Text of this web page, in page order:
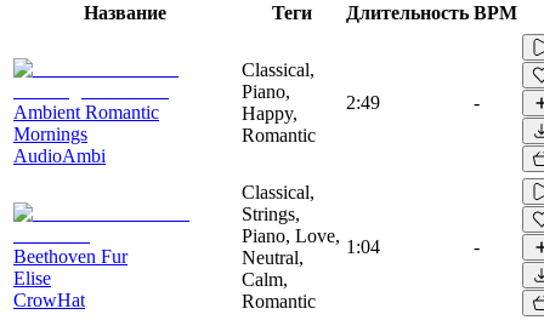
Название Теги Длительность BPM
Ambient Romantic
Mornings
AudioAmbi
Classical,
Piano,
Happy,
Romantic
2:49 -
Beethoven Fur
Elise
CrowHat
Classical,
Strings,
Piano, Love,
Neutral,
Calm,
Romantic
1:04 -